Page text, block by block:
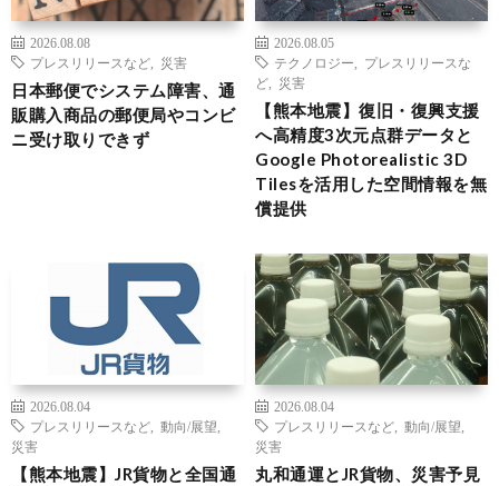
2026.08.08
プレスリリースなど
災害
日本郵便でシステム障害、通
販購入商品の郵便局やコンビ
ニ受け取りできず
2026.08.05
テクノロジー
プレスリリースな
ど
災害
【熊本地震】復旧・復興支援
へ高精度3次元点群データと
Google Photorealistic 3D
Tilesを活用した空間情報を無
償提供
2026.08.04
プレスリリースなど
動向/展望
災害
【熊本地震】JR貨物と全国通
2026.08.04
プレスリリースなど
動向/展望
災害
丸和通運とJR貨物、災害予見